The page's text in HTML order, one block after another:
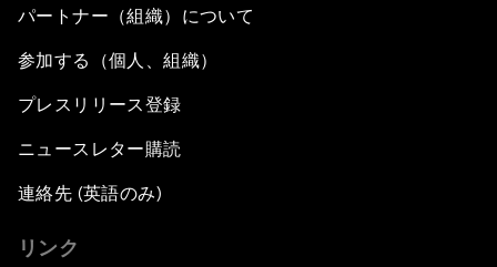
パートナー（組織）について
参加する（個人、組織）
プレスリリース登録
ニュースレター購読
連絡先 (英語のみ)
リンク